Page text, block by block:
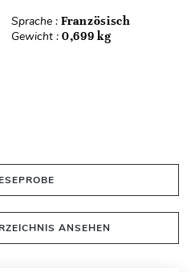
Sprache : Französisch
Gewicht : 0,699 kg
ANSEHEN